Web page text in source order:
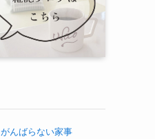
がんばらない家事